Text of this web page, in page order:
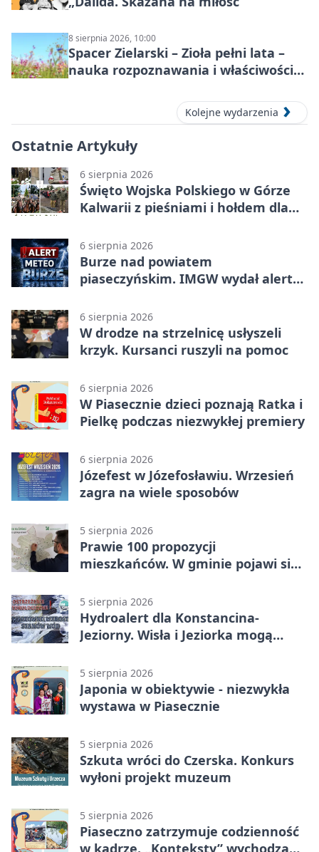
8 sierpnia 2026, 10:00
Spacer Zielarski – Zioła pełni lata –
nauka rozpoznawania i właściwości
Kolejne wydarzenia
Ostatnie Artykuły
6 sierpnia 2026
Święto Wojska Polskiego w Górze
Kalwarii z pieśniami i hołdem dla
6 sierpnia 2026
Burze nad powiatem
piaseczyńskim. IMGW wydał alert
6 sierpnia 2026
W drodze na strzelnicę usłyszeli
krzyk. Kursanci ruszyli na pomoc
6 sierpnia 2026
W Piasecznie dzieci poznają Ratka i
Pielkę podczas niezwykłej premiery
6 sierpnia 2026
Józefest w Józefosławiu. Wrzesień
zagra na wiele sposobów
5 sierpnia 2026
Prawie 100 propozycji
mieszkańców. W gminie pojawi się
5 sierpnia 2026
Hydroalert dla Konstancina-
Jeziorny. Wisła i Jeziorka mogą
5 sierpnia 2026
Japonia w obiektywie - niezwykła
wystawa w Piasecznie
5 sierpnia 2026
Szkuta wróci do Czerska. Konkurs
wyłoni projekt muzeum
5 sierpnia 2026
Piaseczno zatrzymuje codzienność